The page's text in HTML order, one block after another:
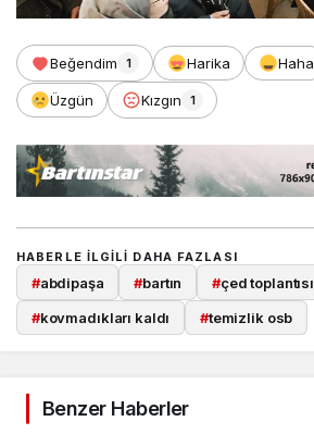
Beğendim 1 Harika Haha
Üzgün Kızgın 1
HABERLE ILGILI DAHA FAZLASI
#abdipaşa #bartın #çed toplantısı
#kovmadıkları kaldı #temizlik osb
Benzer Haberler